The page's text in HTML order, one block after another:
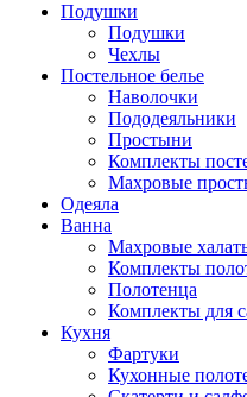
Подушки
Подушки
Чехлы
Постельное белье
Наволочки
Пододеяльники
Простыни
Комплекты
Махровые
Одеяла
Ванна
Махровые
Комплекты
Полотенца
Комплекты для
Кухня
Фартуки
Кухонные